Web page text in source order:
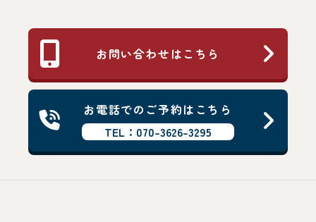
お問い合わせはこちら
お電話でのご予約はこちら
TEL：070-3626-3295